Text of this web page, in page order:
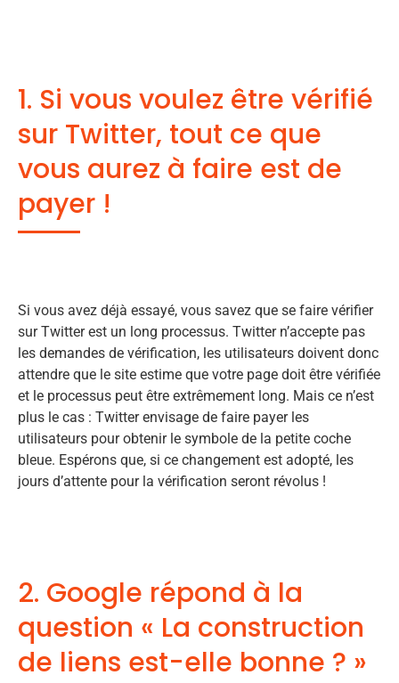
1. Si vous voulez être vérifié
sur Twitter, tout ce que
vous aurez à faire est de
payer !
Si vous avez déjà essayé, vous savez que se faire vérifier
sur Twitter est un long processus. Twitter n’accepte pas
les demandes de vérification, les utilisateurs doivent donc
attendre que le site estime que votre page doit être vérifiée
et le processus peut être extrêmement long. Mais ce n’est
plus le cas : Twitter envisage de faire payer les
utilisateurs pour obtenir le symbole de la petite coche
bleue. Espérons que, si ce changement est adopté, les
jours d’attente pour la vérification seront révolus !
2. Google répond à la
question « La construction
de liens est-elle bonne ? »